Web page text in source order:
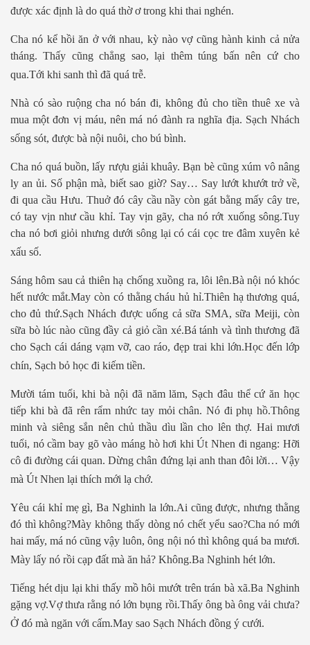
được xác định là do quá thờ ơ trong khi thai nghén.
Cha nó kể hồi ăn ở với nhau, kỳ nào vợ cũng hành kinh cả nửa
tháng. Thấy cũng chẳng sao, lại thêm túng bấn nên cứ cho
qua.Tới khi sanh thì đã quá trễ.
Nhà có sào ruộng cha nó bán đi, không đủ cho tiền thuê xe và
mua một đơn vị máu, nên má nó đành ra nghĩa địa. Sạch Nhách
sống sót, được bà nội nuôi, cho bú bình.
Cha nó quá buồn, lấy rượu giải khuây. Bạn bè cũng xúm vô nâng
ly an ủi. Số phận mà, biết sao giờ? Say… Say lướt khướt trở về,
đi qua cầu Hưu. Thuở đó cây cầu nầy còn gát bằng mấy cây tre,
có tay vịn như cầu khỉ. Tay vịn gãy, cha nó rớt xuống sông.Tuy
cha nó bơi giỏi nhưng dưới sông lại có cái cọc tre đâm xuyên kẻ
xấu số.
Sáng hôm sau cả thiên hạ chống xuồng ra, lôi lên.Bà nội nó khóc
hết nước mắt.May còn có thằng cháu hủ hỉ.Thiên hạ thương quá,
cho đủ thứ.Sạch Nhách được uống cả sữa SMA, sữa Meiji, còn
sữa bò lúc nào cũng đầy cả giỏ cần xé.Bá tánh và tình thương đã
cho Sạch cái dáng vạm vỡ, cao ráo, đẹp trai khi lớn.Học đến lớp
chín, Sạch bỏ học đi kiếm tiền.
Mười tám tuổi, khi bà nội đã năm lăm, Sạch đâu thể cứ ăn học
tiếp khi bà đã rên rẩm nhức tay mỏi chân. Nó đi phụ hồ.Thông
minh và siêng sắn nên chủ thầu dìu lần cho lên thợ. Hai mươi
tuổi, nó cầm bay gõ vào máng hò hơi khi Út Nhen đi ngang: Hỡi
cô đi đường cái quan. Dừng chân đứng lại anh than đôi lời… Vậy
mà Út Nhen lại thích mới lạ chớ.
Yêu cái khỉ mẹ gì, Ba Nghinh la lớn.Ai cũng được, nhưng thằng
đó thì không?Mày không thấy dòng nó chết yểu sao?Cha nó mới
hai mấy, má nó cũng vậy luôn, ông nội nó thì không quá ba mươi.
Mày lấy nó rồi cạp đất mà ăn hả? Không.Ba Nghinh hét lớn.
Tiếng hét dịu lại khi thấy mồ hôi mướt trên trán bà xã.Ba Nghinh
gặng vợ.Vợ thưa rằng nó lớn bụng rồi.Thấy ông bà ông vải chưa?
Ở đó mà ngăn với cấm.May sao Sạch Nhách đồng ý cưới.